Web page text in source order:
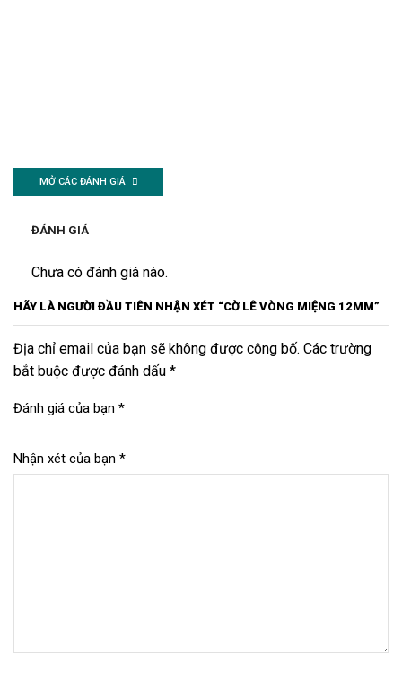
MỞ CÁC ĐÁNH GIÁ
ĐÁNH GIÁ
Chưa có đánh giá nào.
HÃY LÀ NGƯỜI ĐẦU TIÊN NHẬN XÉT “CỜ LÊ VÒNG MIỆNG 12MM”
Địa chỉ email của bạn sẽ không được công bố. Các trường
bắt buộc được đánh dấu *
Đánh giá của bạn *
Nhận xét của bạn *